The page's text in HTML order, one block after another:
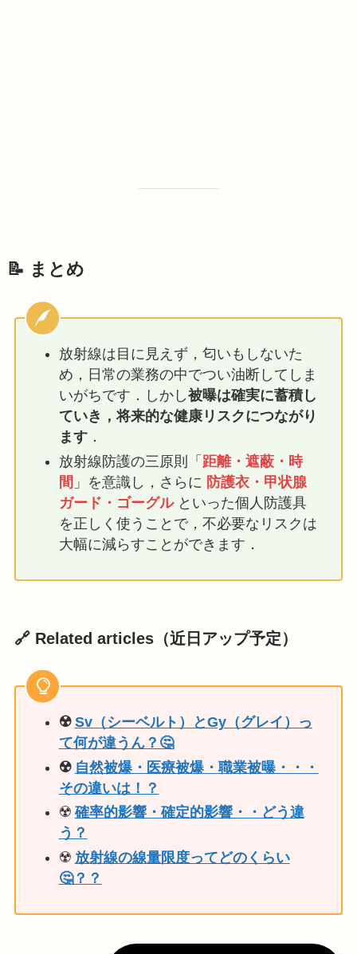
📝 まとめ
放射線は目に見えず，匂いもしないた
め，日常の業務の中でつい油断してしま
いがちです．しかし被曝は確実に蓄積し
ていき，将来的な健康リスクにつながり
ます．
放射線防護の三原則「 距離・遮蔽・時
間 」を意識し，さらに 防護衣・甲状腺
ガード・ゴーグルといった個人防護具
を正しく使うことで，不必要なリスクは
大幅に減らすことができます．
🔗 Related articles（近日アップ予定）
☢️ Sv（シーベルト）とGy（グレイ）っ
て何が違うん？🤔
☢️ 自然被爆・医療被爆・職業被曝・・・
その違いは！？
☢️ 確率的影響・確定的影響・・どう違
う？
☢️ 放射線の線量限度ってどのくらい
🤔？？